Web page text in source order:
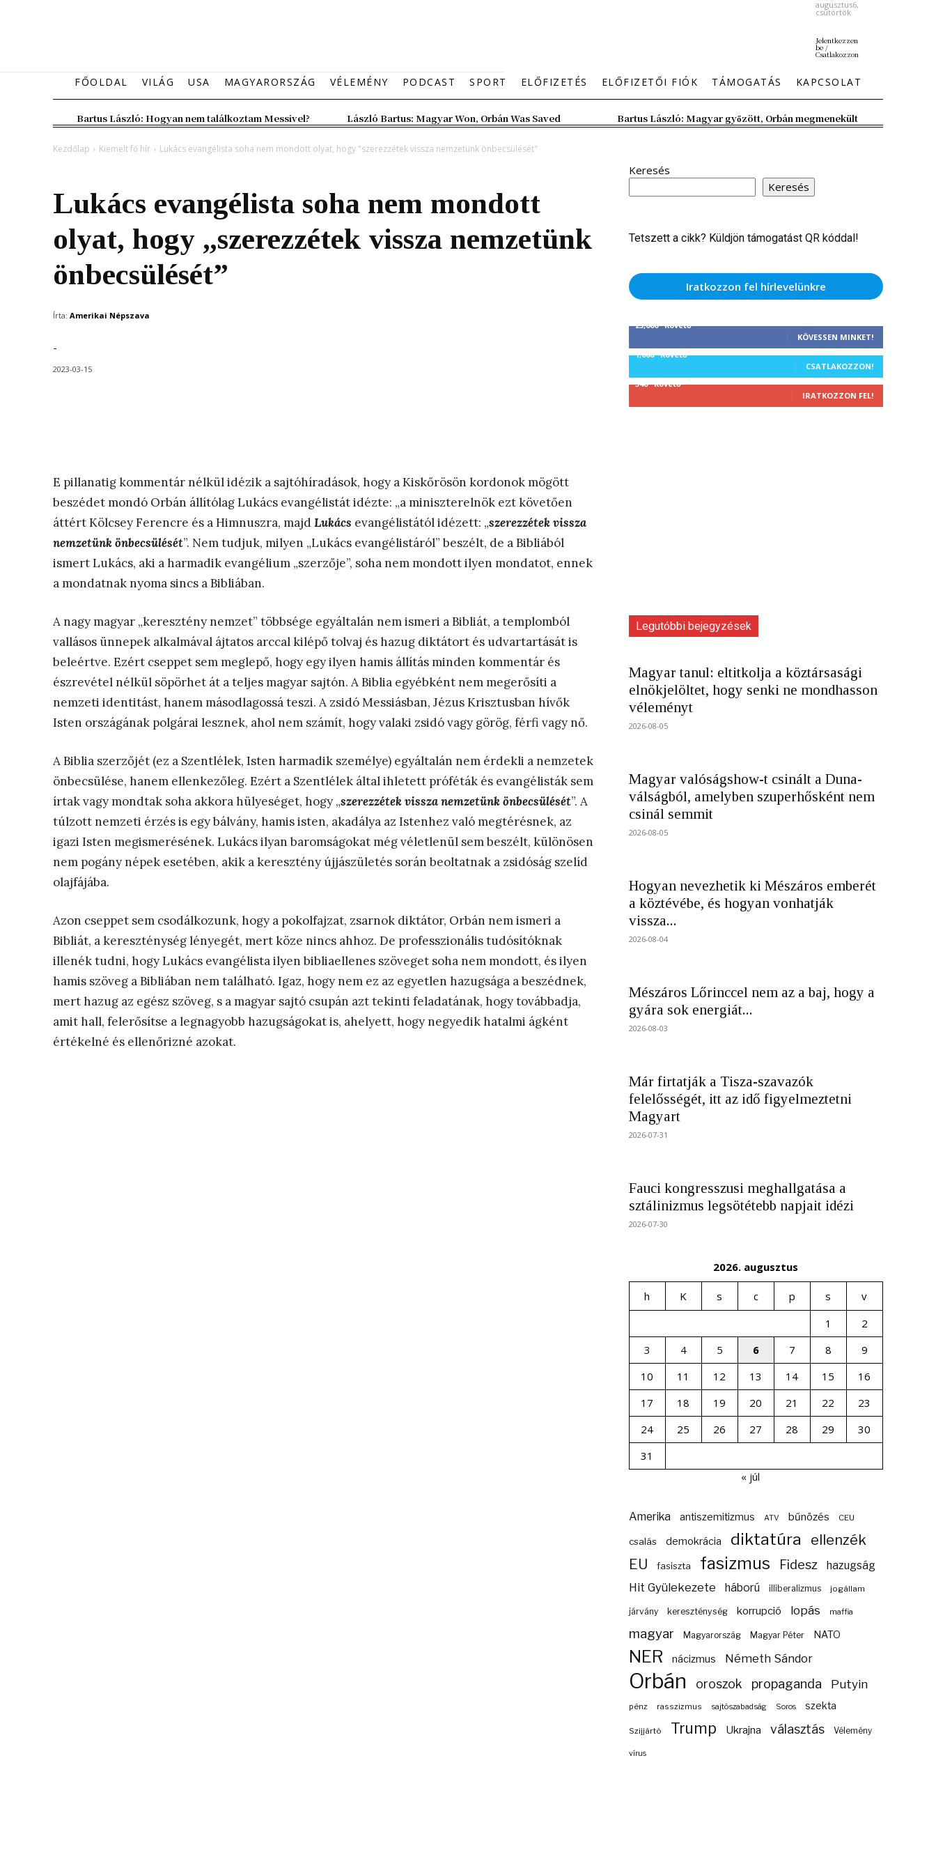
augusztus6,
csütörtök
Jelentkezzen
be /
Csatlakozzon
FŐOLDAL VILÁG USA MAGYARORSZÁG VÉLEMÉNY PODCAST SPORT ELŐFIZETÉS ELŐFIZETŐI FIÓK TÁMOGATÁS KAPCSOLAT
Bartus László: Hogyan nem találkoztam Messivel? László Bartus: Magyar Won, Orbán Was Saved Bartus László: Magyar győzött, Orbán megmenekült
Kezdőlap Kiemelt fő hír Lukács evangélista soha nem mondott olyat, hogy "szerezzétek vissza nemzetünk önbecsülését"
Lukács evangélista soha nem mondott
olyat, hogy „szerezzétek vissza nemzetünk
önbecsülését”
Írta: Amerikai Népszava
-
2023-03-15
E pillanatig kommentár nélkül idézik a sajtóhíradások, hogy a Kiskőrösön kordonok mögött
beszédet mondó Orbán állítólag Lukács evangélistát idézte: „a miniszterelnök ezt követően
áttért Kölcsey Ferencre és a Himnuszra, majdLukács evangélistától idézett: „szerezzétek vissza
nemzetünk önbecsülését”. Nem tudjuk, milyen „Lukács evangélistáról” beszélt, de a Bibliából
ismert Lukács, aki a harmadik evangélium „szerzője”, soha nem mondott ilyen mondatot, ennek
a mondatnak nyoma sincs a Bibliában.
A nagy magyar „keresztény nemzet” többsége egyáltalán nem ismeri a Bibliát, a templomból
vallásos ünnepek alkalmával ájtatos arccal kilépő tolvaj és hazug diktátort és udvartartását is
beleértve. Ezért cseppet sem meglepő, hogy egy ilyen hamis állítás minden kommentár és
észrevétel nélkül söpörhet át a teljes magyar sajtón. A Biblia egyébként nem megerősíti a
nemzeti identitást, hanem másodlagossá teszi. A zsidó Messiásban, Jézus Krisztusban hívők
Isten országának polgárai lesznek, ahol nem számít, hogy valaki zsidó vagy görög, férfi vagy nő.
A Biblia szerzőjét (ez a Szentlélek, Isten harmadik személye) egyáltalán nem érdekli a nemzetek
önbecsülése, hanem ellenkezőleg. Ezért a Szentlélek által ihletett próféták és evangélisták sem
írtak vagy mondtak soha akkora hülyeséget, hogy „szerezzétek vissza nemzetünk önbecsülését”. A
túlzott nemzeti érzés is egy bálvány, hamis isten, akadálya az Istenhez való megtérésnek, az
igazi Isten megismerésének. Lukács ilyan baromságokat még véletlenül sem beszélt, különösen
nem pogány népek esetében, akik a keresztény újjászületés során beoltatnak a zsidóság szelíd
olajfájába.
Azon cseppet sem csodálkozunk, hogy a pokolfajzat, zsarnok diktátor, Orbán nem ismeri a
Bibliát, a kereszténység lényegét, mert köze nincs ahhoz. De professzionális tudósítóknak
illenék tudni, hogy Lukács evangélista ilyen bibliaellenes szöveget soha nem mondott, és ilyen
hamis szöveg a Bibliában nem található. Igaz, hogy nem ez az egyetlen hazugsága a beszédnek,
mert hazug az egész szöveg, s a magyar sajtó csupán azt tekinti feladatának, hogy továbbadja,
amit hall, felerősítse a legnagyobb hazugságokat is, ahelyett, hogy negyedik hatalmi ágként
értékelné és ellenőrizné azokat.
Keresés
Keresés
Tetszett a cikk? Küldjön támogatást QR kóddal!
Iratkozzon fel hírlevelünkre
25,000 Követő
KÖVESSEN MINKET!
1,000 Követő
CSATLAKOZZON!
340 Követő
IRATKOZZON FEL!
Legutóbbi bejegyzések
Magyar tanul: eltitkolja a köztársasági
elnökjelöltet, hogy senki ne mondhasson
véleményt
2026-08-05
Magyar valóságshow-t csinált a Duna-
válságból, amelyben szuperhősként nem
csinál semmit
2026-08-05
Hogyan nevezhetik ki Mészáros emberét
a köztévébe, és hogyan vonhatják
vissza...
2026-08-04
Mészáros Lőrinccel nem az a baj, hogy a
gyára sok energiát...
2026-08-03
Már firtatják a Tisza-szavazók
felelősségét, itt az idő figyelmeztetni
Magyart
2026-07-31
Fauci kongresszusi meghallgatása a
sztálinizmus legsötétebb napjait idézi
2026-07-30
2026. augusztus
h K s c p s
v
1
2
3
4 5 6 7 8
9
10
11 12 13 14 15
16
17
18 19 20 21 22
23
24
25 26 27 28 29
30
31
« júl
Amerika antiszemitizmus ATV bűnözés CEU
csalás demokrácia diktatúra ellenzék
EU fasiszta fasizmus Fidesz hazugság
Hit Gyülekezete háború illiberalizmus jogállam
járvány kereszténység korrupció lopás maffia
magyar Magyarország Magyar Péter NATO
NER nácizmus Németh Sándor
Orbán oroszok propaganda Putyin
pénz rasszizmus sajtószabadság Soros szekta
Szijjártó Trump Ukrajna választás Vélemény
vírus